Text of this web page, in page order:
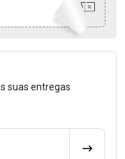
Frete
suas entregas